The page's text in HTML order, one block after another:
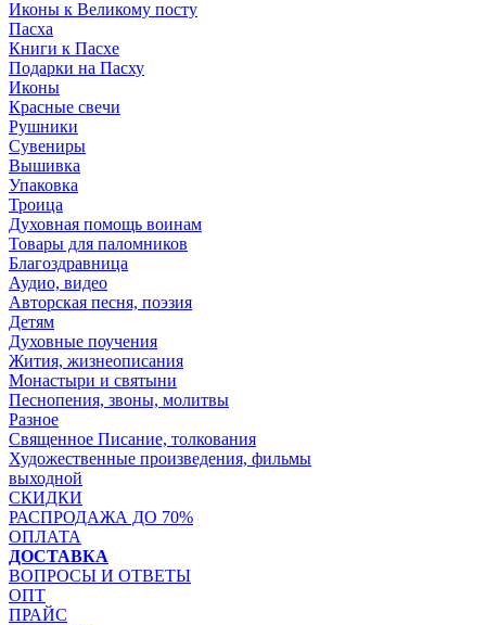
Иконы к Великому посту
Пасха
Книги к Пасхе
Подарки на Пасху
Иконы
Красные свечи
Рушники
Сувениры
Вышивка
Упаковка
Троица
Духовная помощь воинам
Товары для паломников
Благоздравница
Аудио, видео
Авторская песня, поэзия
Детям
Духовные поучения
Жития, жизнеописания
Монастыри и святыни
Песнопения, звоны, молитвы
Разное
Священное Писание, толкования
Художественные произведения, фильмы
выходной
СКИДКИ
РАСПРОДАЖА ДО 70%
ОПЛАТА
ДОСТАВКА
ВОПРОСЫ И ОТВЕТЫ
ОПТ
ПРАЙС